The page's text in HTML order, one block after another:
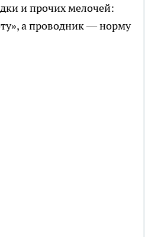
и прочих мелочей:
а проводник — норму